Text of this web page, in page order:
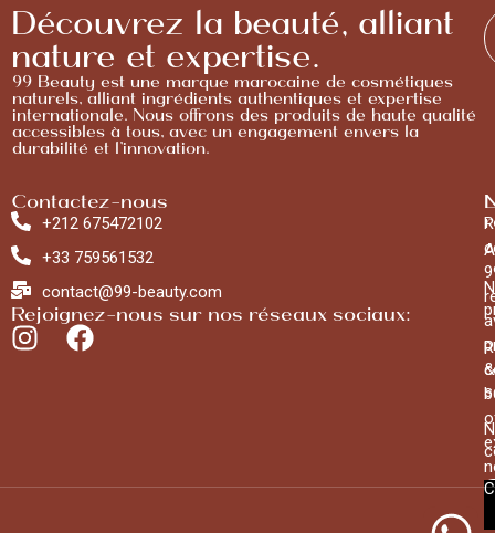
Découvrez la beauté, alliant
nature et expertise.
99 Beauty est une marque marocaine de cosmétiques
naturels, alliant ingrédients authentiques et expertise
internationale. Nous offrons des produits de haute qualité
accessibles à tous, avec un engagement envers la
durabilité et l’innovation.
Contactez-nous
+212 675472102
+33 759561532
contact@99-beauty.com
Rejoignez-nous sur nos réseaux sociaux:
&